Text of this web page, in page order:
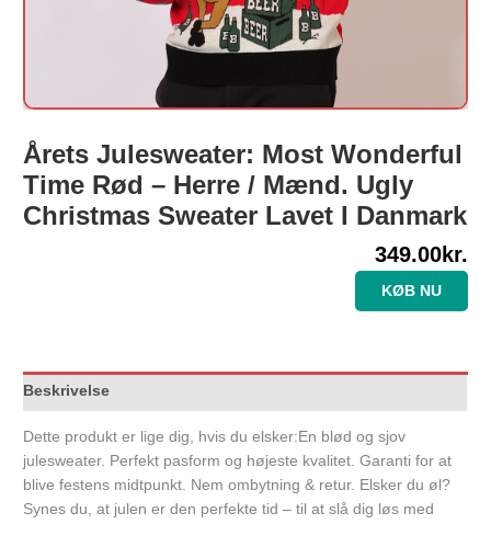
Årets Julesweater: Most Wonderful
Time Rød – Herre / Mænd. Ugly
Christmas Sweater Lavet I Danmark
349.00kr.
KØB NU
Beskrivelse
Dette produkt er lige dig, hvis du elsker:En blød og sjov
julesweater. Perfekt pasform og højeste kvalitet. Garanti for at
blive festens midtpunkt. Nem ombytning & retur. Elsker du øl?
Synes du, at julen er den perfekte tid – til at slå dig løs med